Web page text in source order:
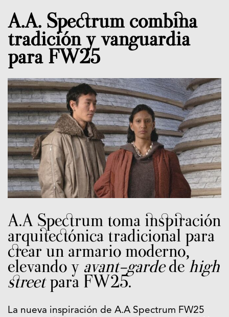
A.A. Spectrum combina
tradición y vanguardia
para FW25
A.A Spectrum toma inspiración
arquitectónica tradicional para
crear un armario moderno,
elevando y avant-gardedehigh
streetpara FW25.
La nueva inspiración de A.A Spectrum FW25